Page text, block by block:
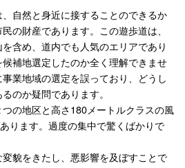
自然と身近に接することのできるか
の財産であります。この遊歩道は、
含め、道内でも人気のエリアであり
補地選定したのか全く理解できませ
業地域の選定を誤っており、どうし
のか疑問であります。
の地区と高さ180メートルクラスの風
ります。過度の集中で驚くばかりで
貌をきたし、悪影響を及ぼすことで